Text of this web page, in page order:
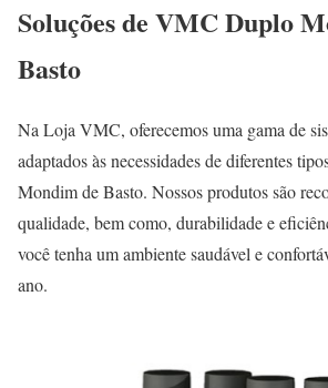
Soluções de VMC Duplo
Basto
Na Loja VMC, oferecemos uma gama de
adaptados às necessidades de diferentes
Mondim de Basto. Nossos produtos são
qualidade, bem como, durabilidade e
você tenha um ambiente saudável e
ano.